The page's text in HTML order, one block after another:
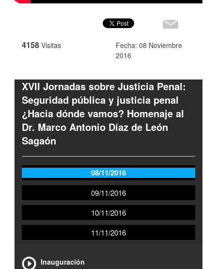
4158 Visitas
Fecha: 08 Noviembre
2016
XVII Jornadas sobre Justicia Penal:
Seguridad pública y justicia penal
¿Hacia dónde vamos? Homenaje al
Dr. Marco Antonio Díaz de León
Sagaón
08/11/2016
09/11/2016
10/11/2016
11/11/2016
Inauguración